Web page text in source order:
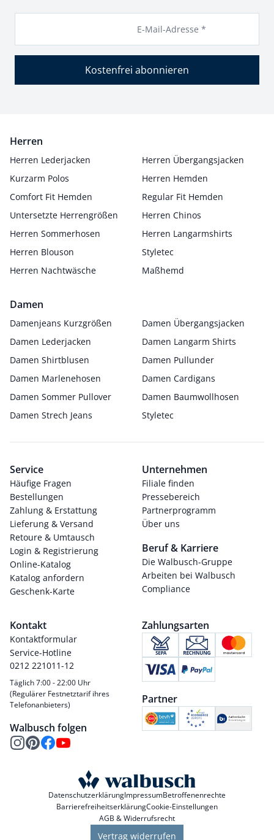
E-Mail-Adresse *
Kostenfrei abonnieren
Herren
Herren Lederjacken
Herren Übergangsjacken
Kurzarm Polos
Herren Hemden
Comfort Fit Hemden
Regular Fit Hemden
Untersetzte Herrengrößen
Herren Chinos
Herren Sommerhosen
Herren Langarmshirts
Herren Blouson
Styletec
Herren Nachtwäsche
Maßhemd
Damen
Damenjeans Kurzgrößen
Damen Übergangsjacken
Damen Lederjacken
Damen Langarm Shirts
Damen Shirtblusen
Damen Pullunder
Damen Marlenehosen
Damen Cardigans
Damen Sommer Pullover
Damen Baumwollhosen
Damen Strech Jeans
Styletec
Service
Häufige Fragen
Bestellungen
Zahlung & Erstattung
Lieferung & Versand
Retoure & Umtausch
Login & Registrierung
Online-Katalog
Katalog anfordern
Geschenk-Karte
Unternehmen
Filiale finden
Pressebereich
Partnerprogramm
Über uns
Beruf & Karriere
Die Walbusch-Gruppe
Arbeiten bei Walbusch
Compliance
Kontakt
Kontaktformular
Service-Hotline
0212 221011-12
Täglich 7:00 - 22:00 Uhr
(Regulärer Festnetztarif ihres
Telefonanbieters)
Walbusch folgen
Zahlungsarten
Partner
DatenschutzerklärungImpressumBetroffenenrechte
BarrierefreiheitserklärungCookie-Einstellungen
AGB & Widerrufsrecht
Vertrag widerrufen